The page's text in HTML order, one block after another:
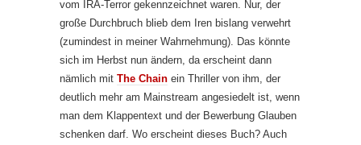
vom IRA-Terror gekennzeichnet waren. Nur, der
große Durchbruch blieb dem Iren bislang verwehrt
(zumindest in meiner Wahrnehmung). Das könnte
sich im Herbst nun ändern, da erscheint dann
nämlich mit The Chain ein Thriller von ihm, der
deutlich mehr am Mainstream angesiedelt ist, wenn
man dem Klappentext und der Bewerbung Glauben
schenken darf. Wo erscheint dieses Buch? Auch